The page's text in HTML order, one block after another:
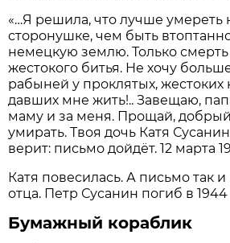
«…Я решила, что лучше умереть
сторонушке, чем быть
немецкую землю. Только смерть
жестокого битья. Не хочу
рабыней у проклятых, жестоких
давших мне жить!.. Завещаю,
маму и за меня. Прощай,
умирать. Твоя дочь Катя
верит: письмо дойдёт. 12 марта
Катя повесилась. А письмо так
отца. Петр Сусанин погиб в 1944
Бумажный кораблик